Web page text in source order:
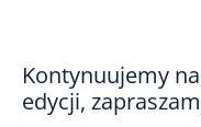
Kontynuujemy
edycji,